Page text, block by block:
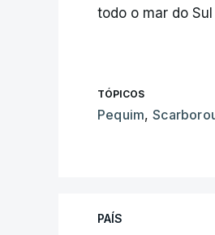
todo o mar do
TÓPICOS
Pequim,
PAÍS